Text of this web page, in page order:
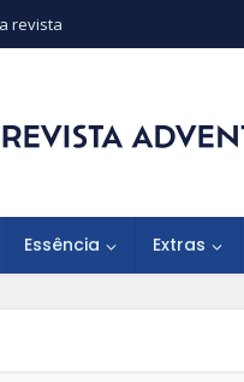
revista
Essência Extras